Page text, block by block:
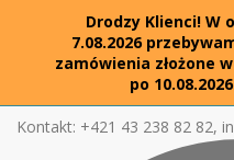
Drodzy Klienci! W
7.08.2026
zamówienia złożone
po
Kontakt: +421 43 238 82 82,